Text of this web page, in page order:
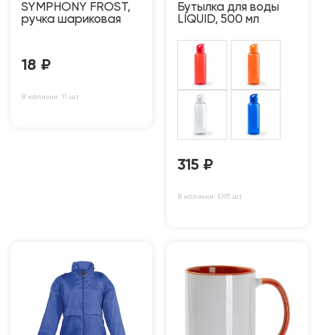
SYMPHONY FROST,
ручка шариковая
18 ₽
В наличии: 11 шт
Бутылка для воды
LIQUID, 500 мл
315 ₽
В наличии: 5193 шт